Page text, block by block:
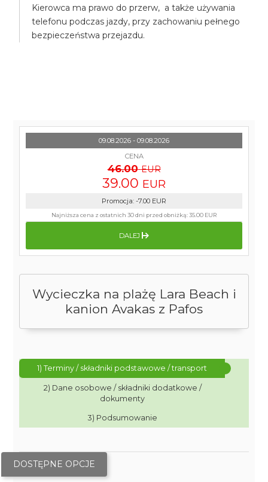
Kierowca ma prawo do przerw, a także używania
telefonu podczas jazdy, przy zachowaniu pełnego
bezpieczeństwa przejazdu.
Wycieczka na plażę Lara Beach i
kanion Avakas z Pafos
1) Terminy / składniki podstawowe / transport
2) Dane osobowe / składniki dodatkowe /
dokumenty
3) Podsumowanie
DOSTĘPNE OPCJE
09.08.2026 - 09.08.2026
CENA
46.00 EUR
39.00 EUR
Promocja: -7.00 EUR
Najniższa cena z ostatnich 30 dni przed obniżką:35.00 EUR
DALEJ